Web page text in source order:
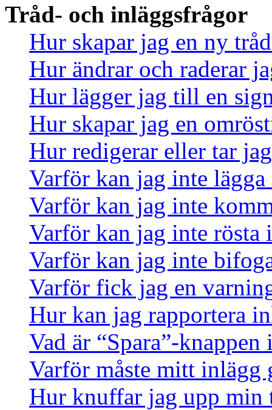
Tråd- och inläggsfrågor
Hur skapar jag en ny
Hur ändrar och raderar
Hur lägger jag till en
Hur skapar jag en
Hur redigerar eller tar
Varför kan jag inte
Varför kan jag inte
Varför kan jag inte rösta
Varför kan jag inte
Varför fick jag en
Hur kan jag rapportera
Vad är “Spara”-
Varför måste mitt inlägg
Hur knuffar jag upp min